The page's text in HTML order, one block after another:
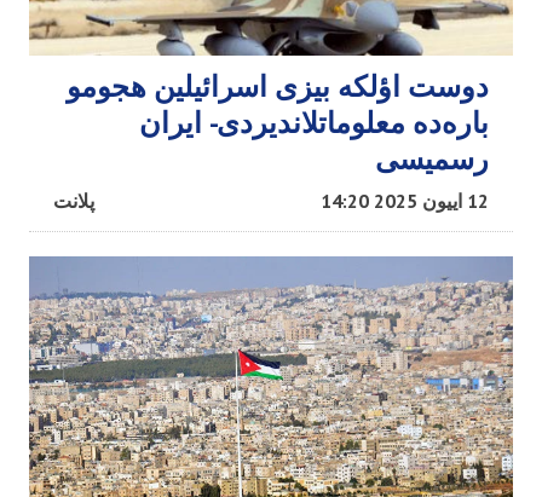
دوست اؤلکه بیزی اسرائیلین هجومو
باره‌ده معلوماتلاندیردی- ایران
رسمیسی
پلانت 12 اییون 2025 14:20